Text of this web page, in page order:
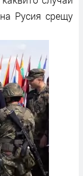
Русия срещу